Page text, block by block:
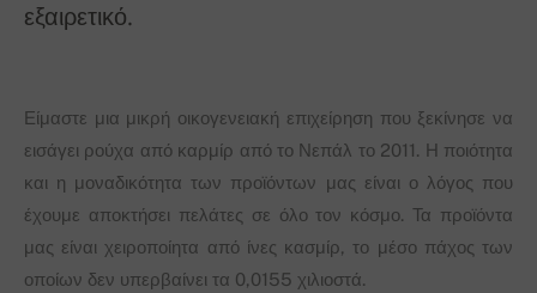
εξαιρετικό.
Είμαστε μια μικρή οικογενειακή επιχείρηση που ξεκίνησε να
εισάγει ρούχα από καρμίρ από το Νεπάλ το 2011. Η ποιότητα
και η μοναδικότητα των προϊόντων μας είναι ο λόγος που
έχουμε αποκτήσει πελάτες σε όλο τον κόσμο. Τα προϊόντα
μας είναι χειροποίητα από ίνες κασμίρ, το μέσο πάχος των
οποίων δεν υπερβαίνει τα 0,0155 χιλιοστά.